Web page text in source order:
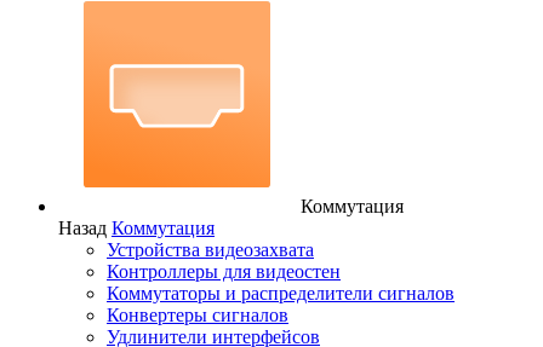
Коммутация
Назад Коммутация
Устройства видеозахвата
Контроллеры для видеостен
Коммутаторы и распределители сигналов
Конвертеры сигналов
Удлинители интерфейсов